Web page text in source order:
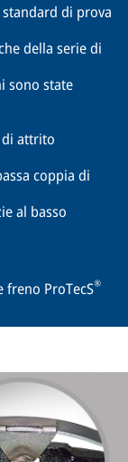
di prova
della serie di
sono state
di attrito
coppia di
al basso
ProTecS®